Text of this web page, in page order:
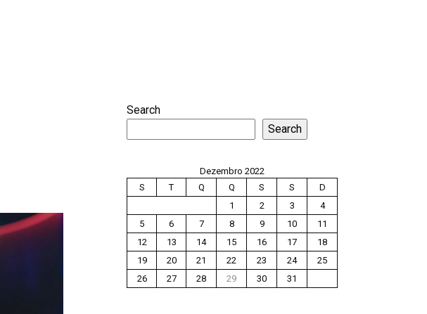
Search
Search
Dezembro 2022
S
T Q Q S S
D
1
2 3
4
5
6 7 8 9 10
11
12
13 14 15 16 17
18
19
20 21 22 23 24
25
26
27 28 29 30 31